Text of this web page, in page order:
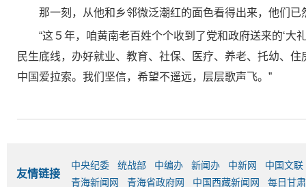
那一刻，从他和乡邻微泛潮红的面色看得出来，他们
“这５年，咱黄南老百姓个个收到了党和政府送来的‘
民生底线，办好就业、教育、社保、医疗、养老、托幼、
中国爱拉索。我们坚信，希望不遥远，层层歌声飞。”
友情链接
中央纪委 统战部 中编办 新闻办 中新网
中国文联
青海新闻网
青海省政府网 中国西藏新闻网 每日甘